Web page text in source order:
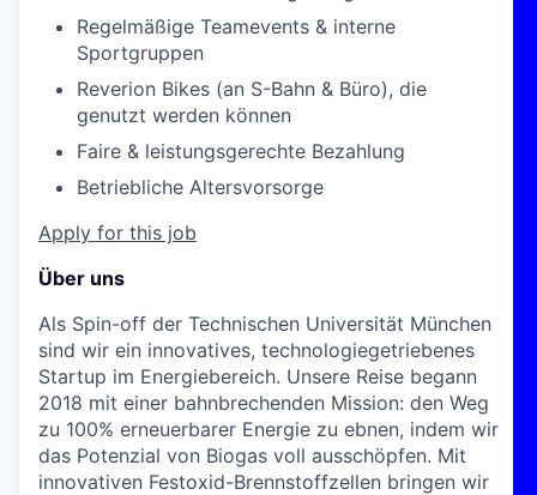
Regelmäßige Teamevents & interne
Sportgruppen
Reverion Bikes (an S-Bahn & Büro), die
genutzt werden können
Faire & leistungsgerechte Bezahlung
Betriebliche Altersvorsorge
Apply for this job
Über uns
Als Spin-off der Technischen Universität München
sind wir ein innovatives, technologiegetriebenes
Startup im Energiebereich. Unsere Reise begann
2018 mit einer bahnbrechenden Mission: den Weg
zu 100% erneuerbarer Energie zu ebnen, indem wir
das Potenzial von Biogas voll ausschöpfen. Mit
innovativen Festoxid-Brennstoffzellen bringen wir